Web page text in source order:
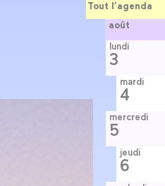
Tout l’agenda
août
lundi
3
mardi
4
mercredi
5
jeudi
6